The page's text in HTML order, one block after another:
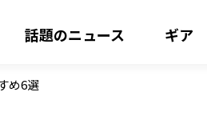
話題のニュース ギア
め6選